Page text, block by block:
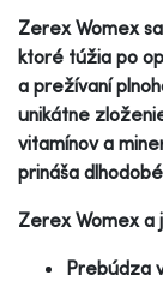
Zerex Womex
ktoré túžia po
a prežívaní
unikátne
vitamínov a
prináša
Zerex Womex a
Prebúdza